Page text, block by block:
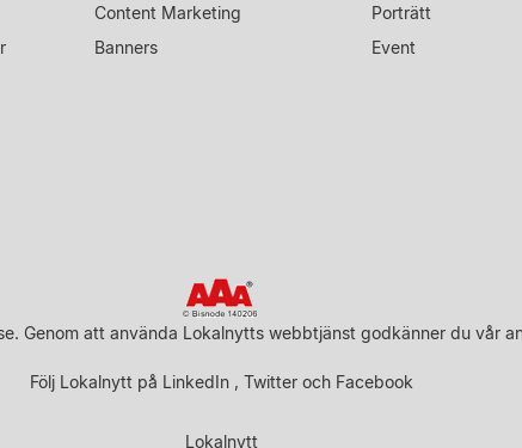
Content Marketing
Banners
Porträtt
Event
Genom att använda Lokalnytts webbtjänst godkänner du vår
Följ Lokalnytt på LinkedIn, Twitteroch Facebook
Lokalnytt